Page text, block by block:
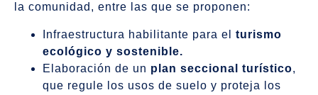
la comunidad, entre las que se proponen:
Infraestructura habilitante para el turismo
ecológico y sostenible.
Elaboración de un plan seccional turístico,
que regule los usos de suelo y proteja los